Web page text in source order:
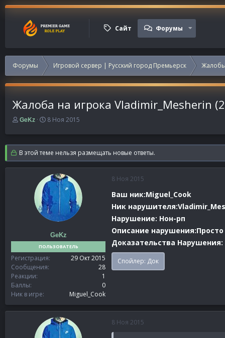
Сайт Форумы
Форумы Игровой сервер | Русский город Премьерск
Жалоба на игрока Vladimir_Mesherin
А
т
о
р
т
GeKz
Д
т
а
н
а
ч
а
л
а
8 Ноя 2015
В этой теме нельзя размещать новые ответы.
GeKz
ПОЛЬЗОВАТЕЛЬ
Регистрация
29 Окт 2015
Сообщения
28
Реакции
1
Баллы
0
Ник в игре
Miguel_Cook
8 Ноя 2015
Ваш ник:Miguel_Cook
Ник
Нарушение: Нон-рп
Описание
Доказательства Нарушения:
Спойлер: Док
8 Ноя 2015